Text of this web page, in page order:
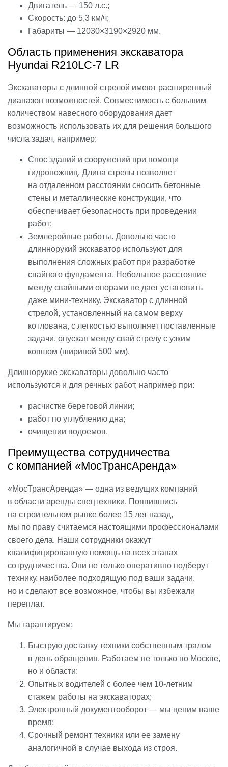
Двигатель — 150 л.с.;
Скорость: до 5,3 км/ч;
Габариты — 12030×3190×2920 мм.
Область применения экскаватора
Hyundai R210LC-7 LR
Экскаваторы с длинной стрелой имеют расширенный
диапазон возможностей. Совместимость с большим
количеством навесного оборудования дает
возможность использовать их для решения большого
числа задач, например:
Снос зданий и сооружений при помощи
гидроножниц. Длина стрелы позволяет
на отдаленном расстоянии сносить бетонные
стены и металлические конструкции, что
обеспечивает безопасность при проведении
работ;
Землеройные работы. Довольно часто
длиннорукий экскаватор используют для
выполнения сложных работ при разработке
свайного фундамента. Небольшое расстояние
между свайными опорами не дает установить
даже мини-технику. Экскаватор с длинной
стрелой, установленный на самом верху
котлована, с легкостью выполняет поставленные
задачи, опуская между свай стрелу с узким
ковшом (шириной 500 мм).
Длиннорукие экскаваторы довольно часто
используются и для речных работ, например при:
расчистке береговой линии;
работ по углублению дна;
очищении водоемов.
Преимущества сотрудничества
с компанией «МосТрансАренда»
«МосТрансАренда» — одна из ведущих компаний
в области аренды спецтехники. Появившись
на строительном рынке более 15 лет назад,
мы по праву считаемся настоящими профессионалами
своего дела. Наши сотрудники окажут
квалифицированную помощь на всех этапах
сотрудничества. Они не только оперативно подберут
технику, наиболее подходящую под ваши задачи,
но и сделают все возможное, чтобы вы избежали
переплат.
Мы гарантируем:
Быструю доставку техники собственным тралом
в день обращения. Работаем не только по Москве,
но и области;
Опытных водителей с более чем 10-летним
стажем работы на экскаваторах;
Электронный документооборот — мы ценим ваше
время;
Срочный ремонт техники или ее замену
аналогичной в случае выхода из строя.